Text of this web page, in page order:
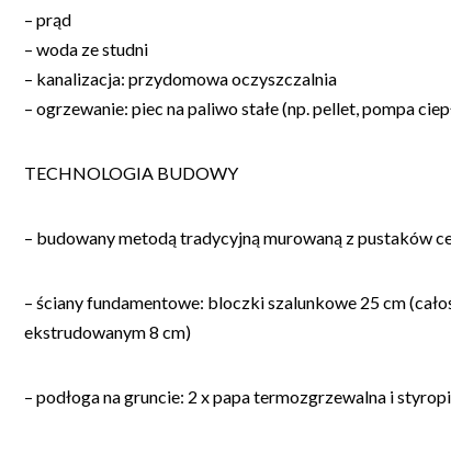
– prąd
– woda ze studni
– kanalizacja: przydomowa oczyszczalnia
– ogrzewanie: piec na paliwo stałe (np. pellet, pompa
TECHNOLOGIA BUDOWY
– budowany metodą tradycyjną murowaną z pustaków
– ściany fundamentowe: bloczki szalunkowe 25 cm
ekstrudowanym 8 cm)
– podłoga na gruncie: 2 x papa termozgrzewalna i